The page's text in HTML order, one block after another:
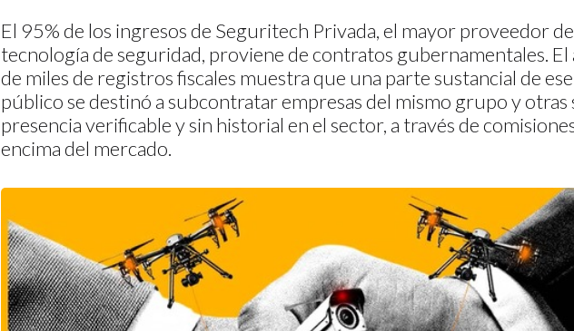
El 95% de los ingresos de Seguritech Privada, el mayor proveedor de
tecnología de seguridad, proviene de contratos gubernamentales. El
de miles de registros fiscales muestra que una parte sustancial de
público se destinó a subcontratar empresas del mismo grupo y otras
presencia verificable y sin historial en el sector, a través de
encima del mercado.